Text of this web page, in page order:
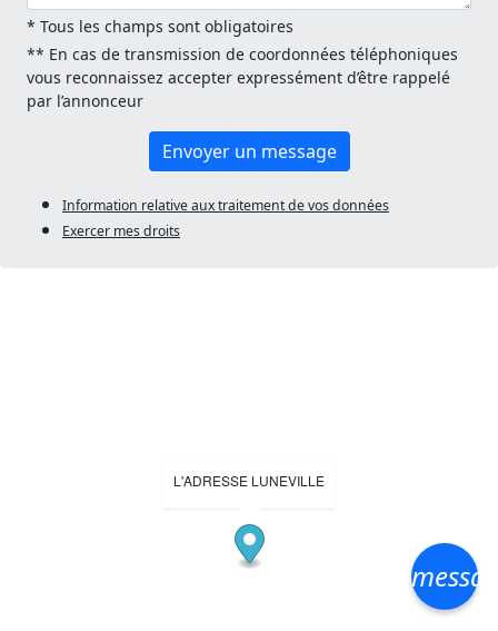
* Tous les champs sont obligatoires
** En cas de transmission de coordonnées téléphoniques
vous reconnaissez accepter expressément d’être rappelé
par l’annonceur
Envoyer un message
Information relative aux traitement de vos données
Exercer mes droits
L'ADRESSE LUNEVILLE